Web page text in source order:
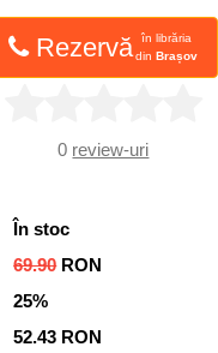
Rezervă
în librăria
dinBrașov
0 review-uri
În stoc
69.90RON
25%
52.43 RON